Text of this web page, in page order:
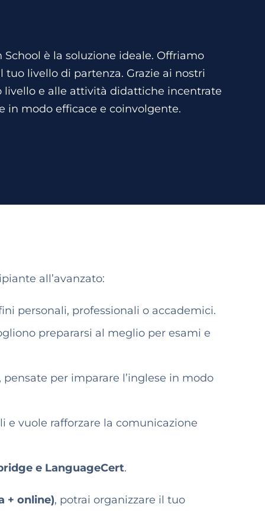
School è la soluzione ideale. Offriamo
livello di partenza. Grazie ai nostri
livello e alle attività didattiche incentrate
in modo efficace e coinvolgente.
all’avanzato:
personali, professionali o accademici.
prepararsi al meglio per esami e
per imparare l’inglese in modo
e vuole rafforzare la comunicazione
e LanguageCert.
+ online), potrai organizzare il tuo